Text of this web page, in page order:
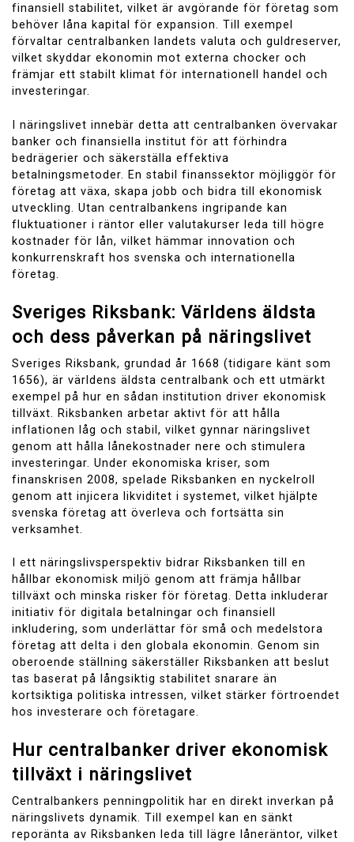
finansiell stabilitet, vilket är avgörande för företag som
behöver låna kapital för expansion. Till exempel
förvaltar centralbanken landets valuta och guldreserver,
vilket skyddar ekonomin mot externa chocker och
främjar ett stabilt klimat för internationell handel och
investeringar.
I näringslivet innebär detta att centralbanken övervakar
banker och finansiella institut för att förhindra
bedrägerier och säkerställa effektiva
betalningsmetoder. En stabil finanssektor möjliggör för
företag att växa, skapa jobb och bidra till ekonomisk
utveckling. Utan centralbankens ingripande kan
fluktuationer i räntor eller valutakurser leda till högre
kostnader för lån, vilket hämmar innovation och
konkurrenskraft hos svenska och internationella
företag.
Sveriges Riksbank: Världens äldsta
och dess påverkan på näringslivet
Sveriges Riksbank, grundad år 1668 (tidigare känt som
1656), är världens äldsta centralbank och ett utmärkt
exempel på hur en sådan institution driver ekonomisk
tillväxt. Riksbanken arbetar aktivt för att hålla
inflationen låg och stabil, vilket gynnar näringslivet
genom att hålla lånekostnader nere och stimulera
investeringar. Under ekonomiska kriser, som
finanskrisen 2008, spelade Riksbanken en nyckelroll
genom att injicera likviditet i systemet, vilket hjälpte
svenska företag att överleva och fortsätta sin
verksamhet.
I ett näringslivsperspektiv bidrar Riksbanken till en
hållbar ekonomisk miljö genom att främja hållbar
tillväxt och minska risker för företag. Detta inkluderar
initiativ för digitala betalningar och finansiell
inkludering, som underlättar för små och medelstora
företag att delta i den globala ekonomin. Genom sin
oberoende ställning säkerställer Riksbanken att beslut
tas baserat på långsiktig stabilitet snarare än
kortsiktiga politiska intressen, vilket stärker förtroendet
hos investerare och företagare.
Hur centralbanker driver ekonomisk
tillväxt i näringslivet
Centralbankers penningpolitik har en direkt inverkan på
näringslivets dynamik. Till exempel kan en sänkt
reporänta av Riksbanken leda till lägre låneräntor, vilket